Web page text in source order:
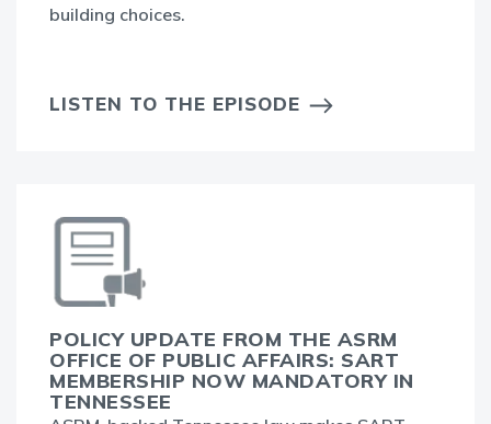
building choices.
LISTEN TO THE EPISODE
POLICY UPDATE FROM THE ASRM
OFFICE OF PUBLIC AFFAIRS: SART
MEMBERSHIP NOW MANDATORY IN
TENNESSEE